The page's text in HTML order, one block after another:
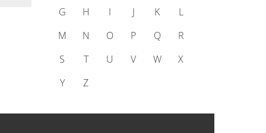
over
G
H I J K
L
M
N O P Q
R
S
T U V W
X
Y
Z